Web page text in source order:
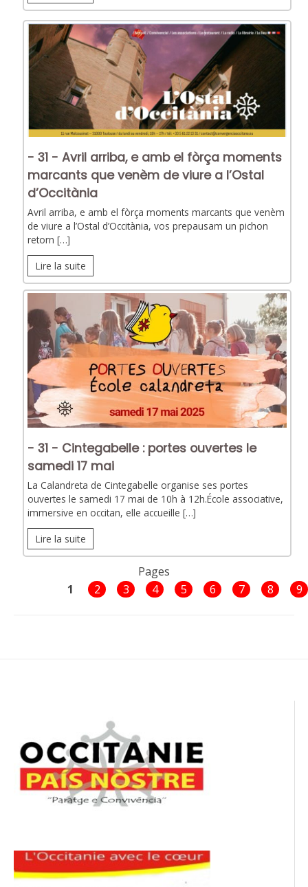
- 31 - Avril arriba, e amb el fòrça moments
marcants que venèm de viure a l’Ostal
d’Occitània
Avril arriba, e amb el fòrça moments marcants que venèm
de viure a l’Ostal d’Occitània, vos prepausam un pichon
retorn […]
Lire la suite
- 31 - Cintegabelle : portes ouvertes le
samedi 17 mai
La Calandreta de Cintegabelle organise ses portes
ouvertes le samedi 17 mai de 10h à 12h.École associative,
immersive en occitan, elle accueille […]
Lire la suite
Pages
1
2 3 4 5 6 7 8 9